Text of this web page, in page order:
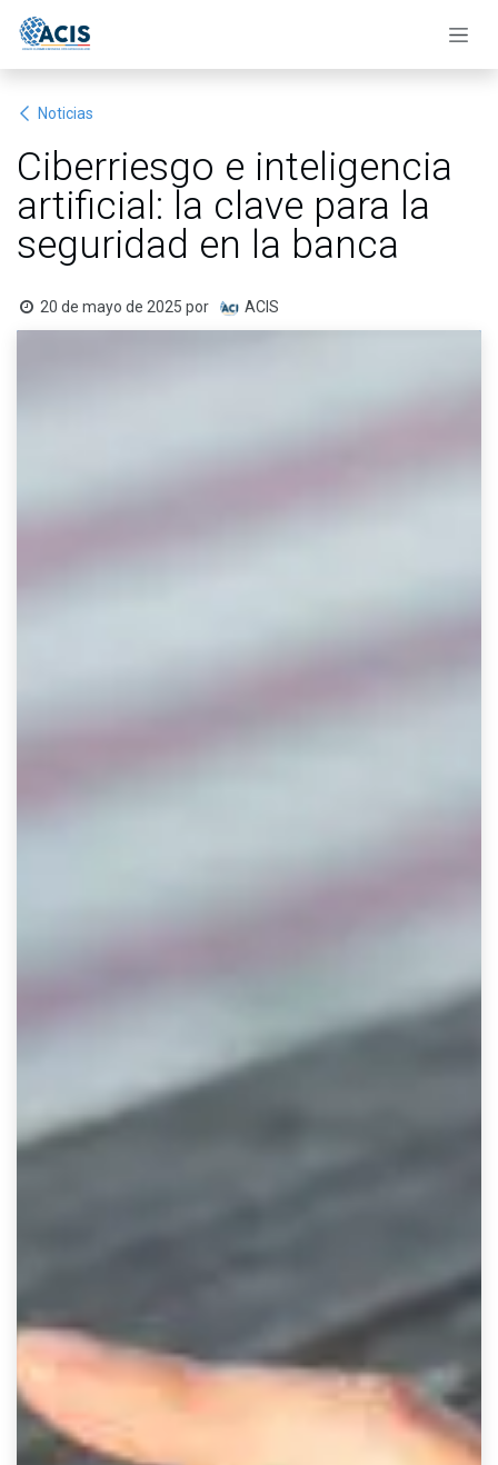
Noticias
Ciberriesgo e inteligencia
artificial: la clave para la
seguridad en la banca
20 de mayo de 2025 por ACIS